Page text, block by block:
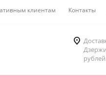
клиентам Контакты